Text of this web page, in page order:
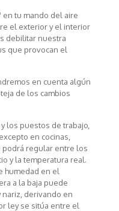
en tu mando del aire
el exterior y el interior
debilitar nuestra
que provocan el
en cuenta algún
de los cambios
los puestos de trabajo,
en cocinas,
podrá regular entre los
y la temperatura real.
humedad en el
a la baja puede
derivando en
ley se sitúa entre el